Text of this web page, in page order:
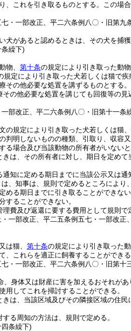
これを引き取るものとする。
この場
・一部改正、平二六条例八〇・旧第九
犬があると認めるときは、その犬を捕
繰下)
物、 第十条の規定により引き取った動物
規定により引き取った犬若しくは猫で
の他必要な処置を講ずるものとする。
その他必要な処置を講じても回復等の
部改正、平二六条例八〇・旧第十一条
規定により引き取った犬若しくは猫
判明しないものの種類、引取り、収容
る場合及び当該動物の所有者がいない
は、その所有者に対し、期日を定め
通知に定める期日までに当該公示又は通
、知事は、規則で定めるところにより
る期日までに引き取ることができな
することができない。
費及び返還に要する費用として規則で
一部改正、平二五条例五七・一部改正
は猫、 第十条の規定により引き取った
これらを適正に飼養することができ
・一部改正、平二六条例八〇・旧第十
、身体又は財産に害を加えるおそれが
してこれを掃討することができる。
は、当該区域及びその隣接区域の住
る周知の方法は、規則で定める。
条繰下)